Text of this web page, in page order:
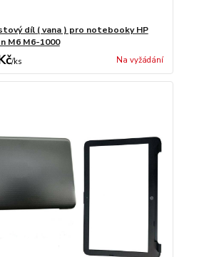
díl ( vana ) pro notebooky HP
M6 M6-1000
/ks Na vyžádání